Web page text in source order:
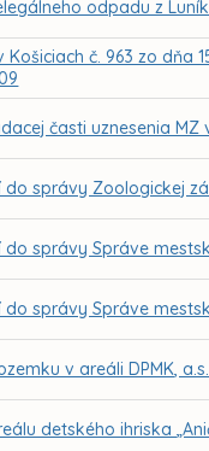
odpadu z
č. 963 zo dňa
časti uznesenia MZ
do správy Zoologickej
správy Správe
správy Správe
v areáli DPMK,
detského ihriska